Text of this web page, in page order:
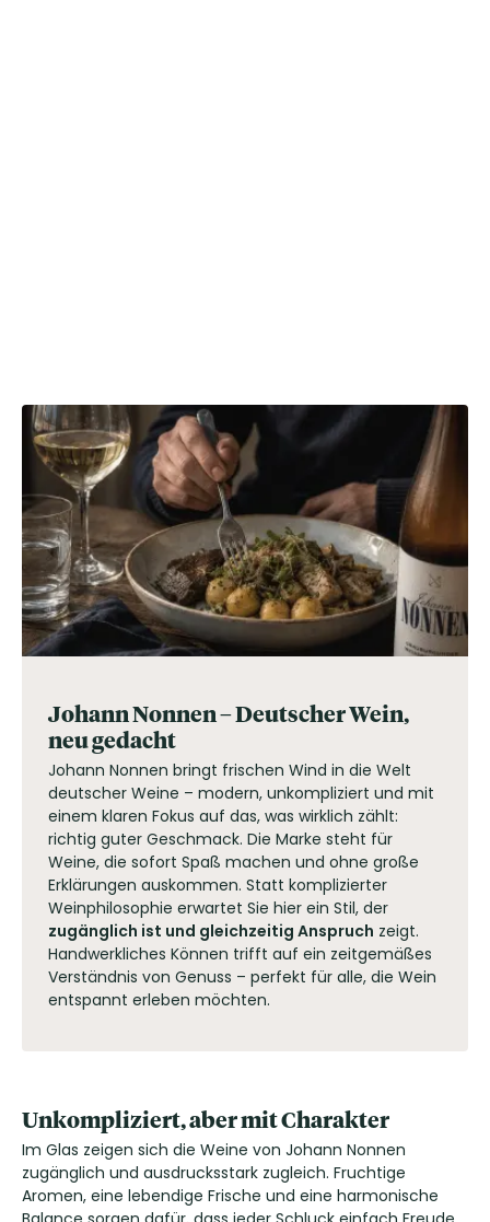
Johann Nonnen – Deutscher Wein,
neu gedacht
Johann Nonnen bringt frischen Wind in die Welt
deutscher Weine – modern, unkompliziert und mit
einem klaren Fokus auf das, was wirklich zählt:
richtig guter Geschmack. Die Marke steht für
Weine, die sofort Spaß machen und ohne große
Erklärungen auskommen. Statt komplizierter
Weinphilosophie erwartet Sie hier ein Stil, der
zugänglich ist und gleichzeitig Anspruch zeigt.
Handwerkliches Können trifft auf ein zeitgemäßes
Verständnis von Genuss – perfekt für alle, die Wein
entspannt erleben möchten.
Unkompliziert, aber mit Charakter
Im Glas zeigen sich die Weine von Johann Nonnen
zugänglich und ausdrucksstark zugleich. Fruchtige
Aromen, eine lebendige Frische und eine harmonische